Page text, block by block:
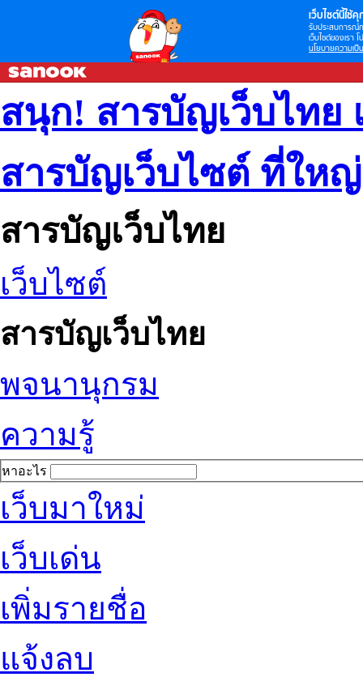
เว็บไซต์นี้ใช้คุ
รับประสบการณ์
เว็บไซต์ของเรา
นโยบายความเป็
สนุก! สารบัญเว็บไทย
สารบัญเว็บไซต์ ที่ให
สารบัญเว็บไทย
เว็บไซต์
สารบัญเว็บไทย
พจนานุกรม
ความรู้
หาอะไร
เว็บมาใหม่
เว็บเด่น
เพิ่มรายชื่อ
แจ้งลบ